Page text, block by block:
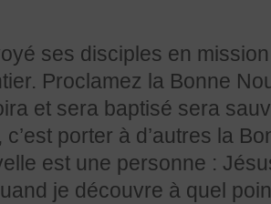
ses disciples en
Proclamez la Bonne
et sera baptisé sera
c’est porter à d’autres la
est une personne :
je découvre à quel